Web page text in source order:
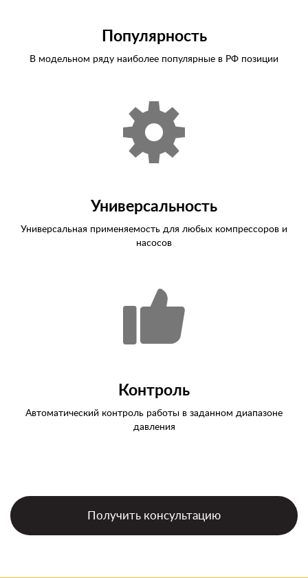
Популярность
В модельном ряду наиболее популярные в РФ позиции
Универсальность
Универсальная применяемость для любых компрессоров и
насосов
Контроль
Автоматический контроль работы в заданном диапазоне
давления
Получить консультацию